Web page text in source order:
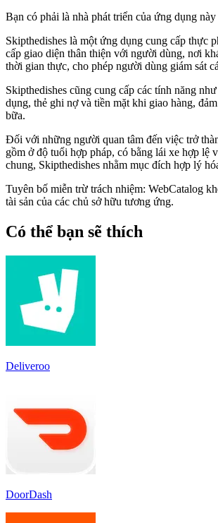
Bạn có phải là nhà phát triển của ứng dụng
Skipthedishes là một ứng dụng cung cấp thực
cấp giao diện thân thiện với người dùng, nơi
thời gian thực, cho phép người dùng giám sát
Skipthedishes cũng cung cấp các tính năng
dụng, thẻ ghi nợ và tiền mặt khi giao hàng,
bữa.
Đối với những người quan tâm đến việc trở
gồm ở độ tuổi hợp pháp, có bằng lái xe hợp
chung, Skipthedishes nhằm mục đích hợp lý
Tuyên bố miễn trừ trách nhiệm: WebCatalog
tài sản của các chủ sở hữu tương ứng.
Có thể bạn sẽ thích
Deliveroo
DoorDash